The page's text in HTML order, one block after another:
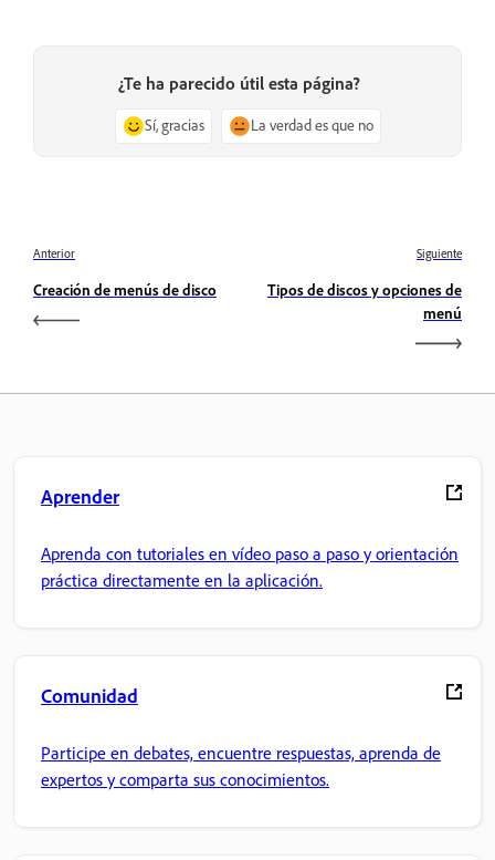
¿Te ha parecido útil esta página?
Sí, gracias La verdad es que no
Anterior
Creación de menús de disco
Siguiente
Tipos de discos y opciones de
menú
Aprender
Aprenda con tutoriales en vídeo paso a paso y orientación
práctica directamente en la aplicación.
Comunidad
Participe en debates, encuentre respuestas, aprenda de
expertos y comparta sus conocimientos.